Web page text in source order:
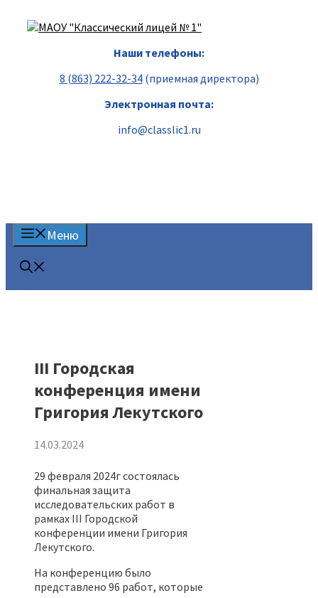
Наши телефоны:
8 (863) 222-32-34(приемная директора)
Электронная почта:
info@classlic1.ru
Меню
III Городская
конференция имени
Григория Лекутского
14.03.2024
29 февраля 2024г состоялась
финальная защита
исследовательских работ в
рамках III Городской
конференции имени Григория
Лекутского.
На конференцию было
представлено 96 работ, которые